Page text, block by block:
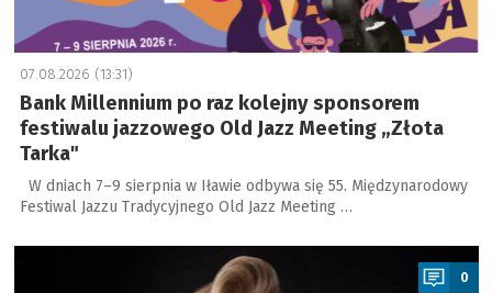
07.08.2026 (13:31)
Bank Millennium po raz kolejny sponsorem
festiwalu jazzowego Old Jazz Meeting „Złota
Tarka"
W dniach 7–9 sierpnia w Iławie odbywa się 55. Międzynarodowy
Festiwal Jazzu Tradycyjnego Old Jazz Meeting …
a
0